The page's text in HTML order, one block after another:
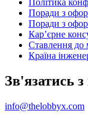
Політика
Поради з
Поради з
Карʼєрне
Ставлення до
Країна
Зв'язатись
info@thelobbyx.com